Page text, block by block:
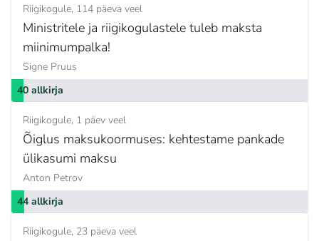
Riigikogule 114 päeva veel
Ministritele ja riigikogulastele tuleb maksta
miinimumpalka!
Signe Pruus
40 allkirja
Riigikogule 1 päev veel
Õiglus maksukoormuses: kehtestame pankade
ülikasumi maksu
Anton Petrov
44 allkirja
Riigikogule 23 päeva veel